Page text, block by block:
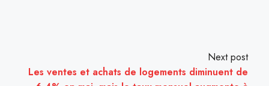
Next post
Les ventes et achats de logements diminuent de